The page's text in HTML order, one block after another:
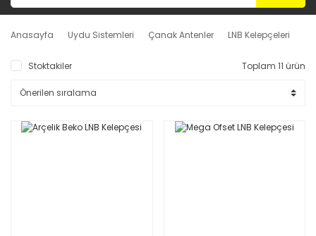
Anasayfa Uydu Sistemleri Çanak Antenler LNB Kelepçeleri
Stoktakiler Toplam 11 ürün